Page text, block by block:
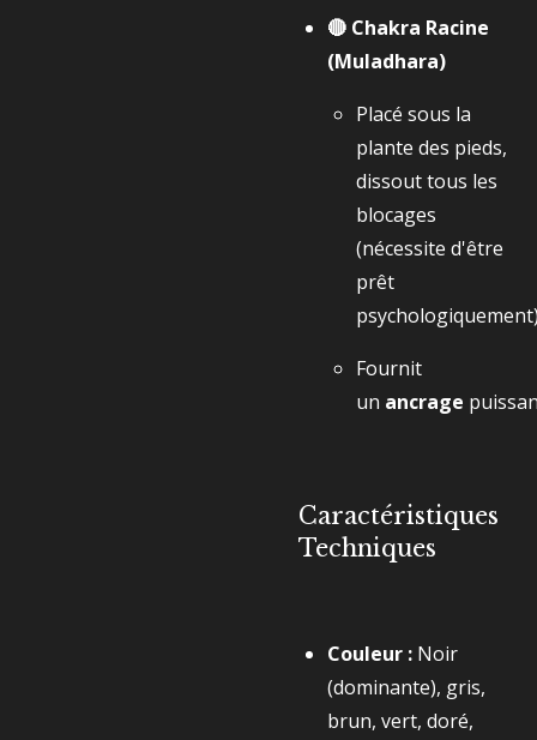
🔴 Chakra Racine
(Muladhara)
Placé sous la
plante des pieds,
dissout tous les
blocages
(nécessite d'être
prêt
Fournit
un ancrage
Caractéristiques
Techniques
Couleur : Noir
(dominante), gris,
brun, vert, doré,